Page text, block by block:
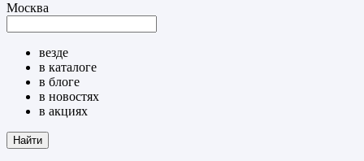
Москва
везде
в каталоге
в блоге
в новостях
в акциях
Найти